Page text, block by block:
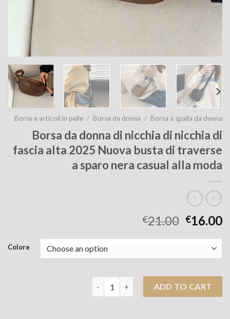
Borse e articoli in pelle / Borse da donna / Borsa a spalla da donna
Borsa da donna di nicchia di nicchia di
fascia alta 2025 Nuova busta di traverse
a sparo nera casual alla moda
€21.00 €16.00
Colore
ADD TO CART